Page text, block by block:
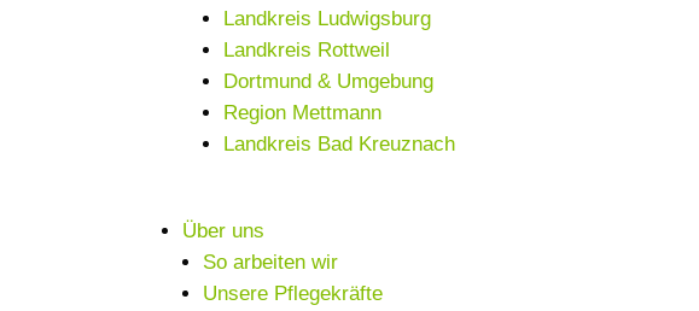
Landkreis Ludwigsburg
Landkreis Rottweil
Dortmund & Umgebung
Region Mettmann
Landkreis Bad Kreuznach
Über uns
So arbeiten wir
Unsere Pflegekräfte